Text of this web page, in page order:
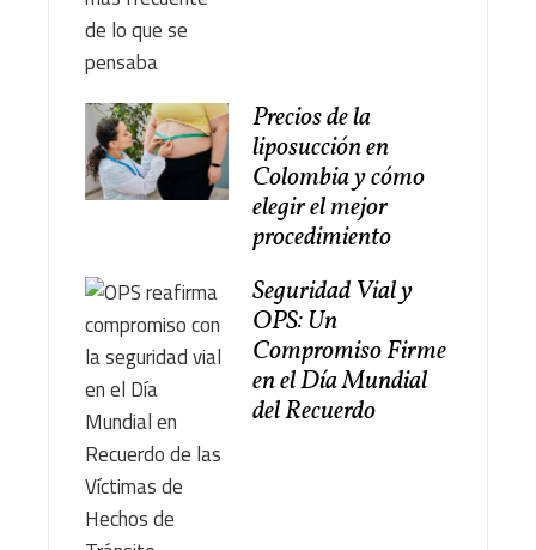
Precios de la
liposucción en
Colombia y cómo
elegir el mejor
procedimiento
Seguridad Vial y
OPS: Un
Compromiso Firme
en el Día Mundial
del Recuerdo